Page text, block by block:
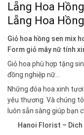
Lẵng Hoa
Lẵng Hoa
Giỏ hoa hồng sen mix
Form giỏ mây nữ tính
Giỏ hoa phù hợp tặng
đồng nghiệp nữ…
Những đóa hoa xinh
yêu thương. Và chúng
luôn sẵn sàng giúp bạn
Hanoi Florist – Dich